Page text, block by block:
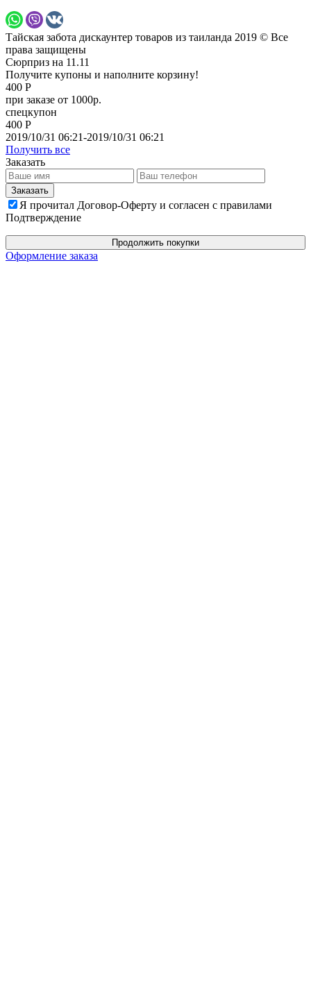
Тайская забота дискаунтер товаров из таиланда 2019 © Все
права защищены
Сюрприз на 11.11
Получите купоны и наполните корзину!
400 Р
при заказе от 1000р.
спецкупон
400 Р
2019/10/31 06:21-2019/10/31 06:21
Получить все
Заказать
Я прочитал Договор-Оферту и согласен с правилами
Подтверждение
Продолжить покупки
Оформление заказа